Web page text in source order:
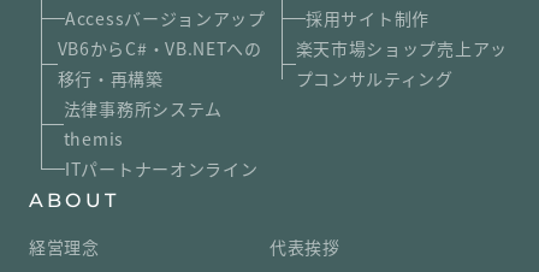
Accessバージョンアップ
VB6からC#・VB.NETへの
移行・再構築
法律事務所システム
themis
ITパートナーオンライン
採用サイト制作
楽天市場ショップ売上アッ
プコンサルティング
ABOUT
経営理念
代表挨拶